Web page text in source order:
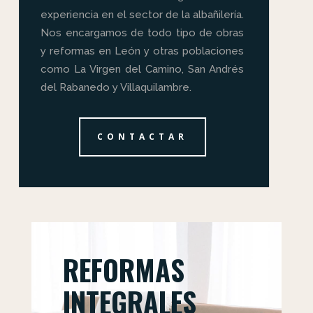
experiencia en el sector de la albañilería.
Nos encargamos de todo tipo de obras
y reformas en León y otras poblaciones
como La Virgen del Camino, San Andrés
del Rabanedo y Villaquilambre.
CONTACTAR
REFORMAS
INTEGRALES